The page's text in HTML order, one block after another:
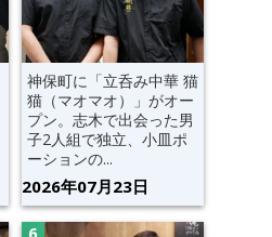
神保町に「立呑み中華 猫
猫（マオマオ）」がオー
プン。志木で出会った男
子2人組で独立、小皿ポ
ーションの...
2026年07月23日